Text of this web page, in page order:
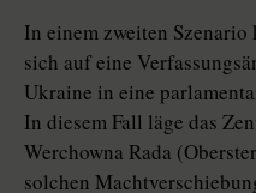
In einem zweiten Szenario
sich auf eine
Ukraine in eine
In diesem Fall läge das
Werchowna Rada
solchen